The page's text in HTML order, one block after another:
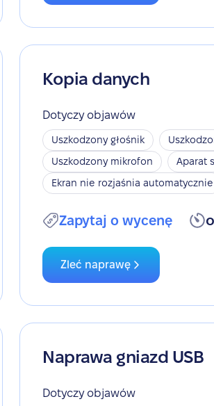
Kopia danych
Dotyczy objawów
Uszkodzony głośnik
Uszkodzony mikrofon
Aparat
Ekran nie rozjaśnia automatycznie
Zapytaj o wycenę
Zleć naprawę
Naprawa gniazd USB
Dotyczy objawów